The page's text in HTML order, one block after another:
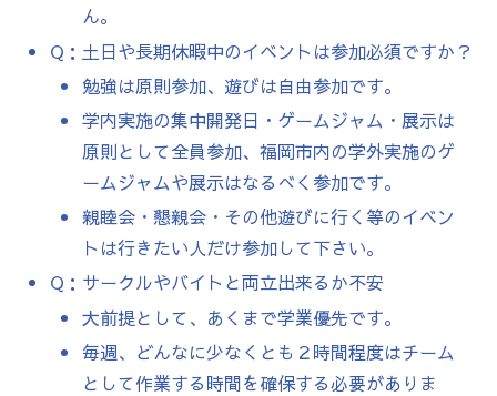
ん。
Q：土日や長期休暇中のイベントは参加必須ですか？
勉強は原則参加、遊びは自由参加です。
学内実施の集中開発日・ゲームジャム・展示は
原則として全員参加、福岡市内の学外実施のゲ
ームジャムや展示はなるべく参加です。
親睦会・懇親会・その他遊びに行く等のイベン
トは行きたい人だけ参加して下さい。
Q：サークルやバイトと両立出来るか不安
大前提として、あくまで学業優先です。
毎週、どんなに少なくとも２時間程度はチーム
として作業する時間を確保する必要がありま